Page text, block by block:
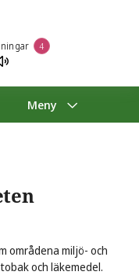
4
Meny
områdena miljö- och
och läkemedel.